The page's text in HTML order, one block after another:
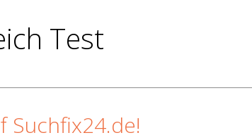
Test
Suchfix24.de!